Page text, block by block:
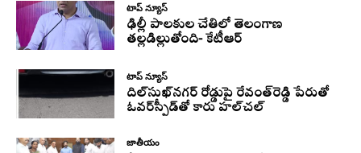
టాప్ న్యూస్
ఢిల్లీ పాలకుల చేతిలో తెలంగాణ
తల్లడిల్లుతోంది- కేటీఆర్
టాప్ న్యూస్
దిల్‌సుఖ్‌నగర్‌ రోడ్డుపై రేవంత్‌రెడ్డి పేరుతో
ఓవర్‌స్పీడ్‌తో కారు హల్‌చల్‌
జాతీయం